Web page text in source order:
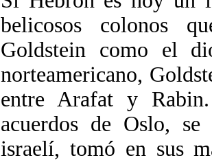
belicosos colonos
Goldstein como el
norteamericano,
entre Arafat y
acuerdos de Oslo,
israelí, tomó en sus